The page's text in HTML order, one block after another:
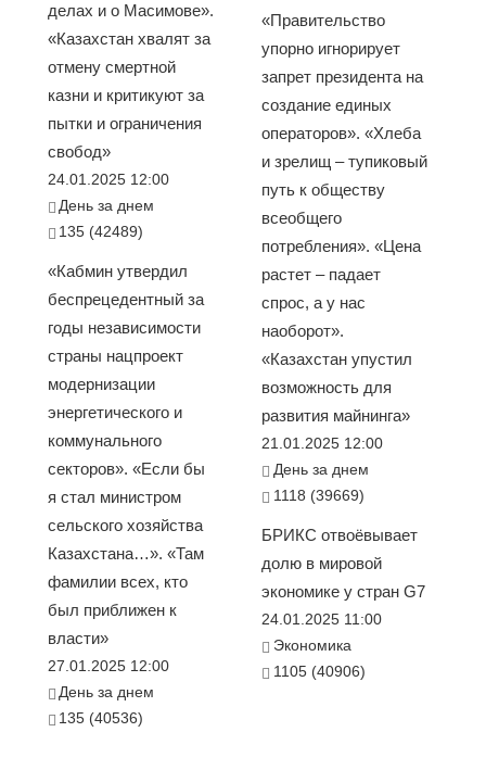
делах и о Масимове».
«Казахстан хвалят за
отмену смертной
казни и критикуют за
пытки и ограничения
свобод»
24.01.2025 12:00
День за днем
135 (42489)
«Кабмин утвердил
беспрецедентный за
годы независимости
страны нацпроект
модернизации
энергетического и
коммунального
секторов». «Если бы
я стал министром
сельского хозяйства
Казахстана…». «Там
фамилии всех, кто
был приближен к
власти»
27.01.2025 12:00
День за днем
135 (40536)
«Правительство
упорно игнорирует
запрет президента на
создание единых
операторов». «Хлеба
и зрелищ – тупиковый
путь к обществу
всеобщего
потребления». «Цена
растет – падает
спрос, а у нас
наоборот».
«Казахстан упустил
возможность для
развития майнинга»
21.01.2025 12:00
День за днем
1118 (39669)
БРИКС отвоёвывает
долю в мировой
экономике у стран G7
24.01.2025 11:00
Экономика
1105 (40906)